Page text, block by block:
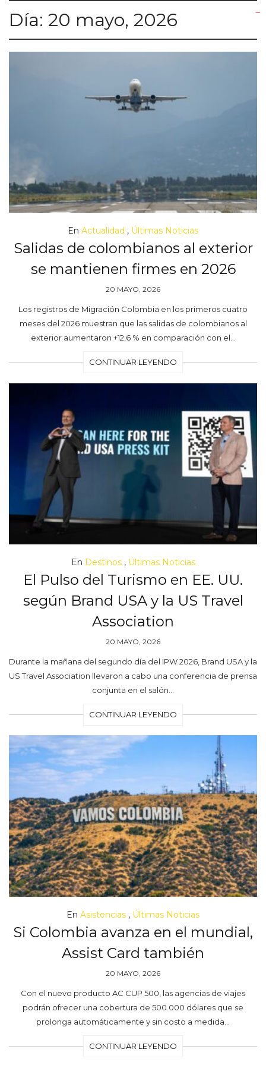
Día: 20 mayo, 2026
En Actualidad , Últimas Noticias
Salidas de colombianos al exterior
se mantienen firmes en 2026
20 MAYO, 2026
Los registros de Migración Colombia en los primeros cuatro
meses del 2026 muestran que las salidas de colombianos al
exterior aumentaron +12,6 % en comparación con el…
CONTINUAR LEYENDO
En Destinos, Últimas Noticias
El Pulso del Turismo en EE. UU.
según Brand USA y la US Travel
Association
20 MAYO, 2026
Durante la mañana del segundo día del IPW 2026, Brand USA y la
US Travel Association llevaron a cabo una conferencia de prensa
conjunta en el salón…
CONTINUAR LEYENDO
En Asistencias , Últimas Noticias
Si Colombia avanza en el mundial,
Assist Card también
20 MAYO, 2026
Con el nuevo producto AC CUP 500, las agencias de viajes
podrán ofrecer una cobertura de 500.000 dólares que se
prolonga automáticamente y sin costo a medida…
CONTINUAR LEYENDO